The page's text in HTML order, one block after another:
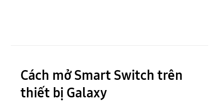
Cách mở Smart Switch trên
thiết bị Galaxy